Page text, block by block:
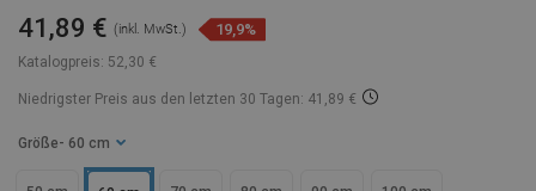
Katalogpreis: 52,30 €
41,89 € (inkl. MwSt.) 19,9%
Niedrigster Preis aus den letzten 30 Tagen: 41,89 €
Größe - 60 cm